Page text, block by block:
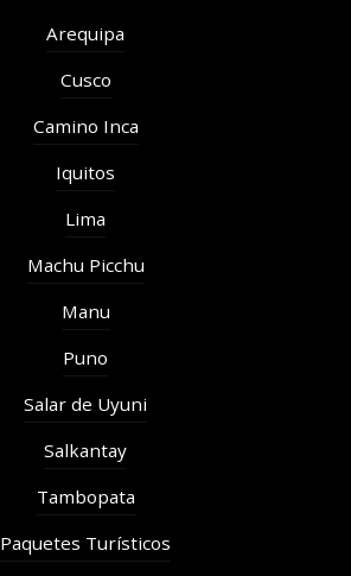
Arequipa
Cusco
Camino Inca
Iquitos
Lima
Machu Picchu
Manu
Puno
Salar de Uyuni
Salkantay
Tambopata
Paquetes Turísticos